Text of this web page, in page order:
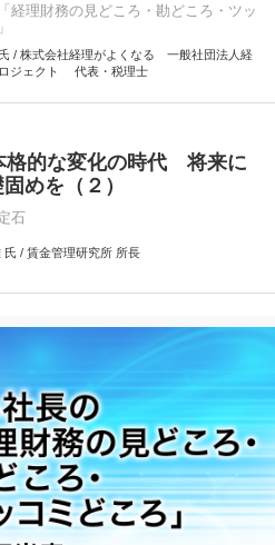
経理財務の見どころ・勘どころ・ツッ
/ 株式会社経理がよくなる 一般社団法人経
ジェクト 代表・税理士
的な変化の時代 将来に
めを（２）
石
氏 / 賃金管理研究所 所長